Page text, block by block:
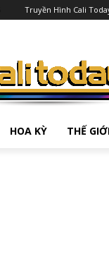
Truyền Hình Cali
HOA KỲ THẾ